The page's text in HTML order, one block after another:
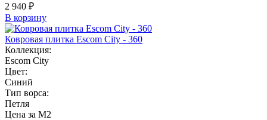
2 940 ₽
В корзину
Ковровая плитка Escom City - 360
Коллекция:
Escom City
Цвет:
Синий
Тип ворса:
Петля
Цена за М2